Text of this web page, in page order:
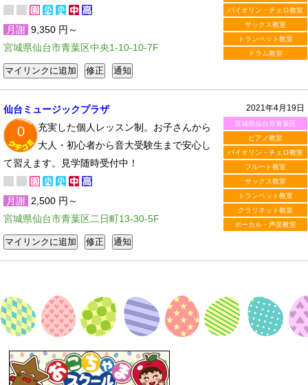
バイオリン・チェロ教室
サックス教室
トランペット教室
ドラム教室
月謝 9,350 円～
宮城県仙台市青葉区中央1-10-10-7F
2021年4月19日
宮城県仙台市青葉区
ピアノ教室
バイオリン・チェロ教室
フルート教室
サックス教室
トランペット教室
クラリネット教室
ボーカル・声楽教室
仙台ミュージックプラザ
0
充実した個人レッスン制。お子さんから
大人・初心者から音大受験生まで安心し
て習えます。見学随時受付中！
月謝 2,500 円～
宮城県仙台市青葉区二日町13-30-5F